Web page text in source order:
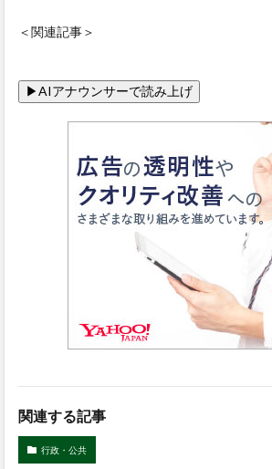
＜関連記事＞
関連する記事
行政・公共